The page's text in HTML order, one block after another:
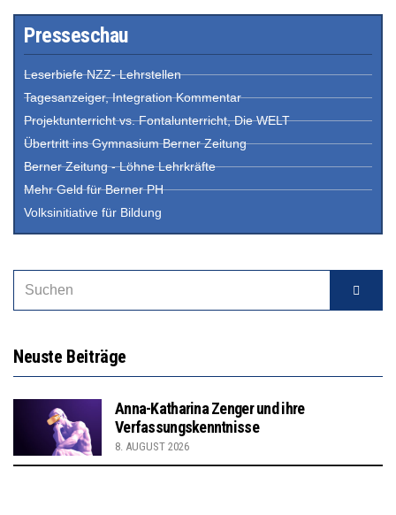
Presseschau
Leserbiefe NZZ- Lehrstellen
Tagesanzeiger, Integration Kommentar
Projektunterricht vs. Fontalunterricht, Die WELT
Übertritt ins Gymnasium Berner Zeitung
Berner Zeitung - Löhne Lehrkräfte
Mehr Geld für Berner PH
Volksinitiative für Bildung
Neuste Beiträge
Anna-Katharina Zenger und ihre
Verfassungskenntnisse
8. AUGUST 2026